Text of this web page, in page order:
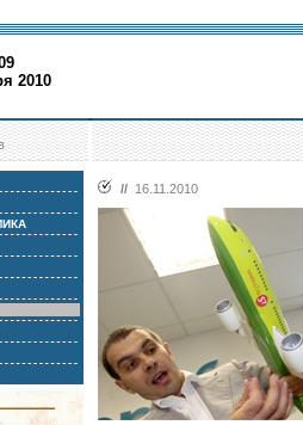
2010
// 16.11.2010